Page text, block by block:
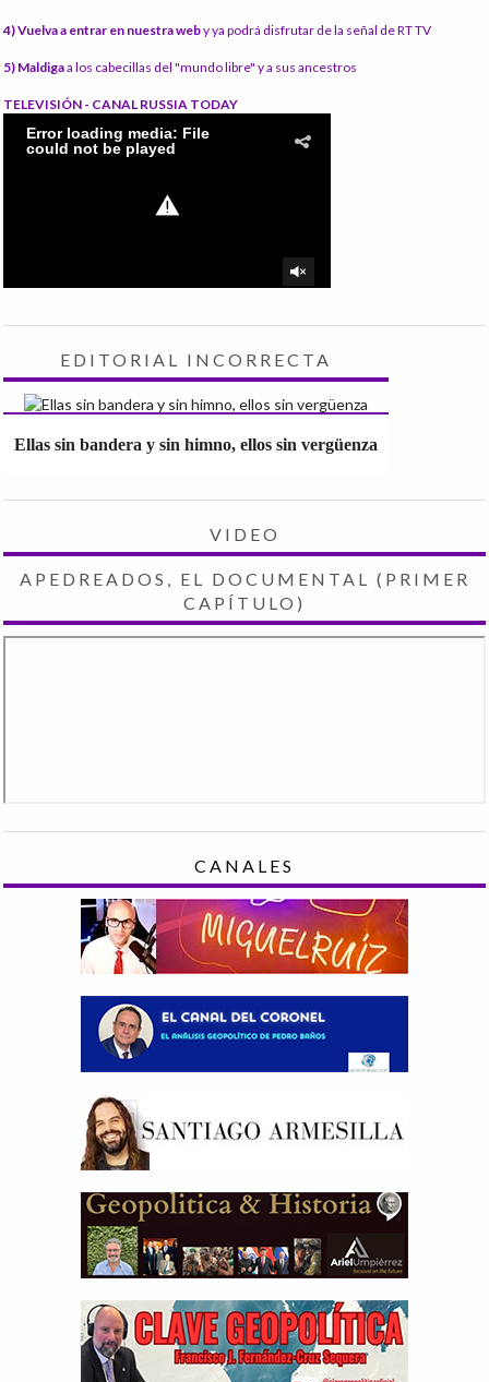
4) Vuelva a entrar en nuestra weby ya podrá disfrutar de la señal de RT TV
5) Maldigaa los cabecillas del "mundo libre" y a sus ancestros
TELEVISIÓN - CANAL RUSSIA TODAY
EDITORIAL INCORRECTA
Ellas sin bandera y sin himno, ellos sin vergüenza
VIDEO
APEDREADOS, EL DOCUMENTAL (PRIMER
CAPÍTULO)
CANALES